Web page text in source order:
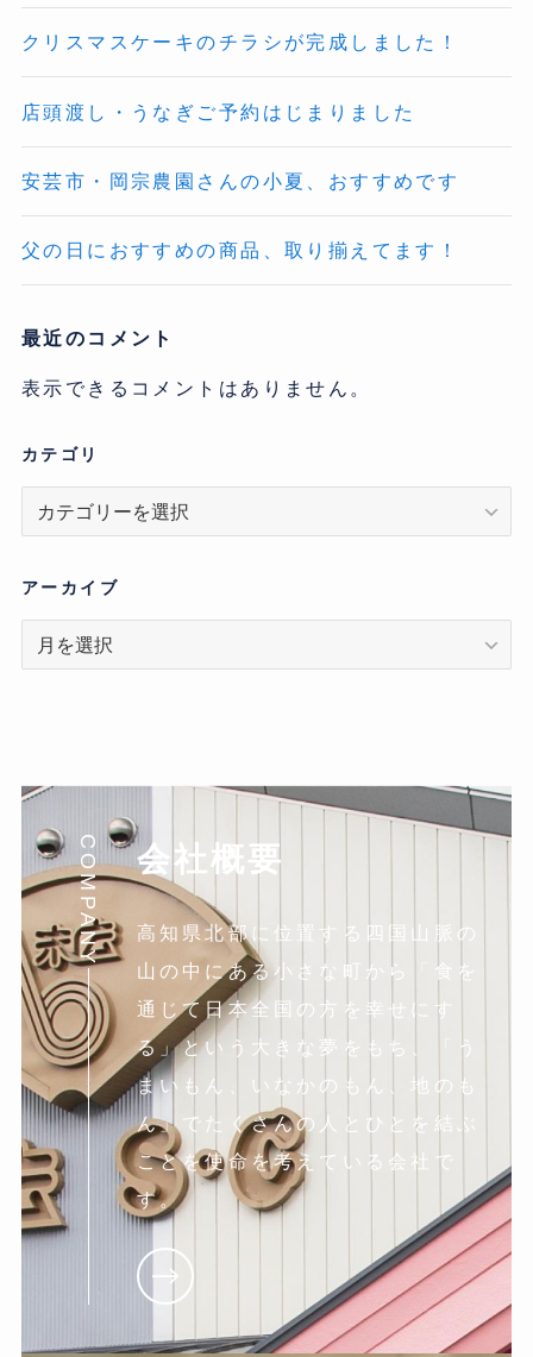
クリスマスケーキのチラシが完成しました！
店頭渡し・うなぎご予約はじまりました
安芸市・岡宗農園さんの小夏、おすすめです
父の日におすすめの商品、取り揃えてます！
最近のコメント
表示できるコメントはありません。
カテゴリ
リ
アーカイブ
ア
COMPANY 会社概要
高知県北部に位置する四国山脈の
山の中にある小さな町から「食を
通じて日本全国の方を幸せにす
る」という大きな夢をもち、「う
まいもん、いなかのもん、地のも
ん」でたくさんの人とひとを結ぶ
ことを使命を考えている会社で
す。